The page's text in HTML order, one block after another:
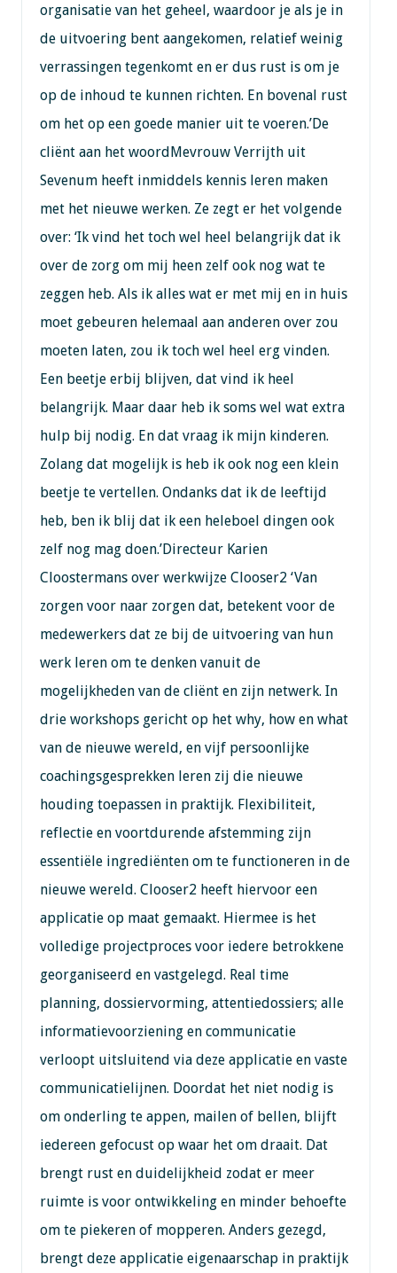
organisatie van het geheel, waardoor je als je in
de uitvoering bent aangekomen, relatief weinig
verrassingen tegenkomt en er dus rust is om je
op de inhoud te kunnen richten. En bovenal rust
om het op een goede manier uit te voeren.’De
cliënt aan het woordMevrouw Verrijth uit
Sevenum heeft inmiddels kennis leren maken
met het nieuwe werken. Ze zegt er het volgende
over: ‘Ik vind het toch wel heel belangrijk dat ik
over de zorg om mij heen zelf ook nog wat te
zeggen heb. Als ik alles wat er met mij en in huis
moet gebeuren helemaal aan anderen over zou
moeten laten, zou ik toch wel heel erg vinden.
Een beetje erbij blijven, dat vind ik heel
belangrijk. Maar daar heb ik soms wel wat extra
hulp bij nodig. En dat vraag ik mijn kinderen.
Zolang dat mogelijk is heb ik ook nog een klein
beetje te vertellen. Ondanks dat ik de leeftijd
heb, ben ik blij dat ik een heleboel dingen ook
zelf nog mag doen.’Directeur Karien
Cloostermans over werkwijze Clooser2 ‘Van
zorgen voor naar zorgen dat, betekent voor de
medewerkers dat ze bij de uitvoering van hun
werk leren om te denken vanuit de
mogelijkheden van de cliënt en zijn netwerk. In
drie workshops gericht op het why, how en what
van de nieuwe wereld, en vijf persoonlijke
coachingsgesprekken leren zij die nieuwe
houding toepassen in praktijk. Flexibiliteit,
reflectie en voortdurende afstemming zijn
essentiële ingrediënten om te functioneren in de
nieuwe wereld. Clooser2 heeft hiervoor een
applicatie op maat gemaakt. Hiermee is het
volledige projectproces voor iedere betrokkene
georganiseerd en vastgelegd. Real time
planning, dossiervorming, attentiedossiers; alle
informatievoorziening en communicatie
verloopt uitsluitend via deze applicatie en vaste
communicatielijnen. Doordat het niet nodig is
om onderling te appen, mailen of bellen, blijft
iedereen gefocust op waar het om draait. Dat
brengt rust en duidelijkheid zodat er meer
ruimte is voor ontwikkeling en minder behoefte
om te piekeren of mopperen. Anders gezegd,
brengt deze applicatie eigenaarschap in praktijk